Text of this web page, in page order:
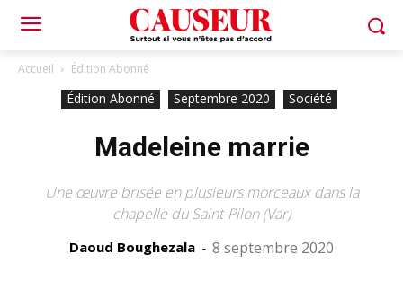
Accueil Édition Abonné
Édition Abonné Septembre 2020 Société
Madeleine marrie
Une œuvre brisée en plusieurs morceaux dans la
chapelle du Saint-Pilon (Var)
Daoud Boughezala - 8 septembre 2020